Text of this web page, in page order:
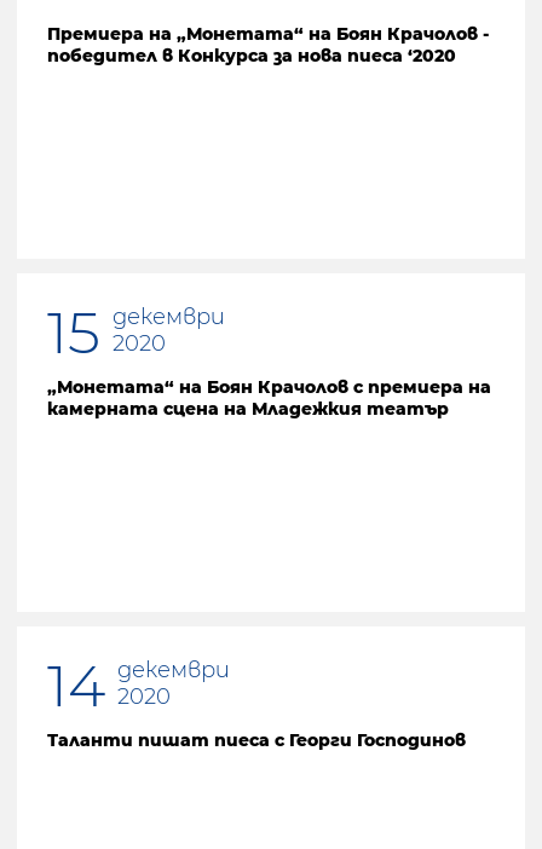
Премиера на „Монетата“ на Боян Крачолов -
победител в Конкурса за нова пиеса ‘2020
15 декември
2020
„Монетата“ на Боян Крачолов с премиера на
камерната сцена на Младежкия театър
14 декември
2020
Таланти пишат пиеса с Георги Господинов